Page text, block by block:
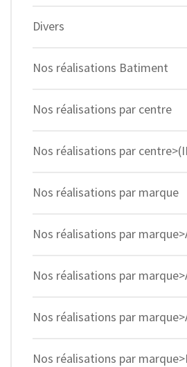
Divers
Nos réalisations Batiment
Nos réalisations par centre
Nos réalisations par
Nos réalisations par marque
Nos réalisations par
Nos réalisations par
Nos réalisations par
Nos réalisations par